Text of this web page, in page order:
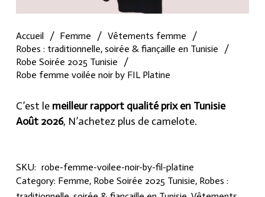
Accueil / Femme / Vêtements femme
/
Robes : traditionnelle, soirée & fiançaille en Tunisie
/
Robe Soirée 2025 Tunisie
/
Robe femme voilée noir by FIL Platine
C’est le meilleur rapport qualité prix en Tunisie
Août 2026, N’achetez plus de camelote.
SKU: robe-femme-voilee-noir-by-fil-platine
Category: Femme, Robe Soirée 2025 Tunisie, Robes :